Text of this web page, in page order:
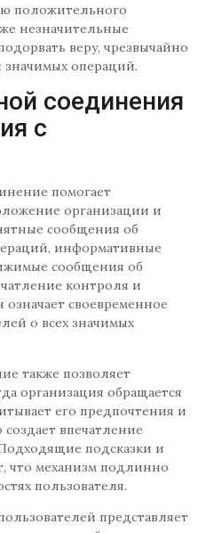
положительного
незначительные
веру, чрезвычайно
операций.
соединения
с
помогает
организации и
сообщения об
информативные
сообщения об
контроля и
своевременное
о всех значимых
также позволяет
организация обращается
его предпочтения и
создает впечатление
подсказки и
что механизм подлинно
пользователя.
представляет